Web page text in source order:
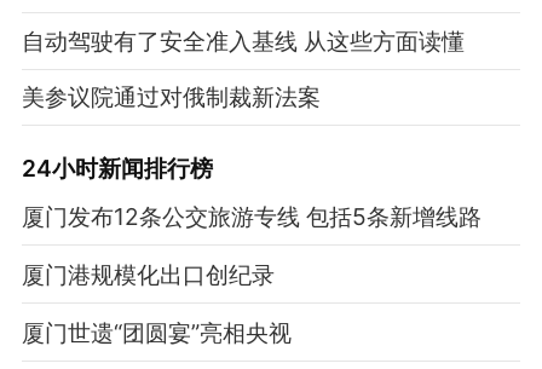
自动驾驶有了安全准入基线 从这些方面读懂
美参议院通过对俄制裁新法案
24小时新闻排行榜
厦门发布12条公交旅游专线 包括5条新增线路
厦门港规模化出口创纪录
厦门世遗“团圆宴”亮相央视